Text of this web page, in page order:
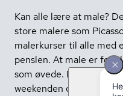
Kan alle lære at male?
store malere som
malerkurser til alle med
penslen. At male er for
som øvede. Det er for
weekenden og arbejde